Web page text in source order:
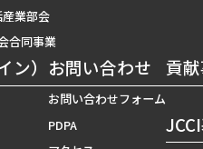
業部会
合同事業
） お問い合わせ
お問い合わせフォーム
PDPA
貢